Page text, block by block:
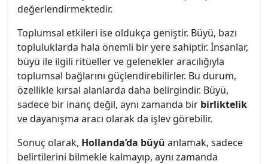
değerlendirmektedir.
Toplumsal etkileri ise oldukça geniştir. Büyü, bazı
topluluklarda hala önemli bir yere sahiptir. İnsanlar,
büyü ile ilgili ritüeller ve gelenekler aracılığıyla
toplumsal bağlarını güçlendirebilirler. Bu durum,
özellikle kırsal alanlarda daha belirgindir. Büyü,
sadece bir inanç değil, aynı zamanda bir birliktelik
ve dayanışma aracı olarak da işlev görebilir.
Sonuç olarak, Hollanda’da büyü anlamak, sadece
belirtilerini bilmekle kalmayıp, aynı zamanda